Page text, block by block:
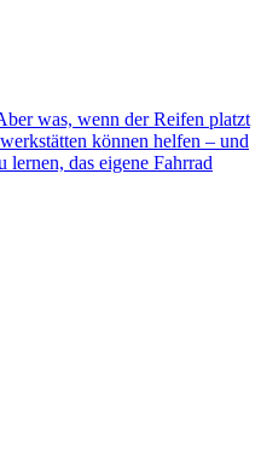
was, wenn der Reifen platzt
können helfen – und
das eigene Fahrrad